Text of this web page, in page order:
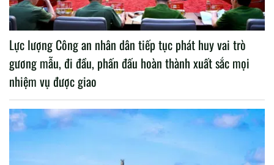
Lực lượng Công an nhân dân tiếp tục phát huy vai trò
gương mẫu, đi đầu, phấn đấu hoàn thành xuất sắc mọi
nhiệm vụ được giao